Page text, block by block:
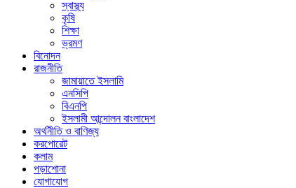
স্বাস্থ্য
কৃষি
শিক্ষা
ভ্রমণ
বিনোদন
রাজনীতি
জামায়াতে ইসলামি
এনসিপি
বিএনপি
ইসলামী আন্দোলন বাংলাদেশ
অর্থনীতি ও বাণিজ্য
করপোরেট
কলাম
পড়াশোনা
যোগাযোগ